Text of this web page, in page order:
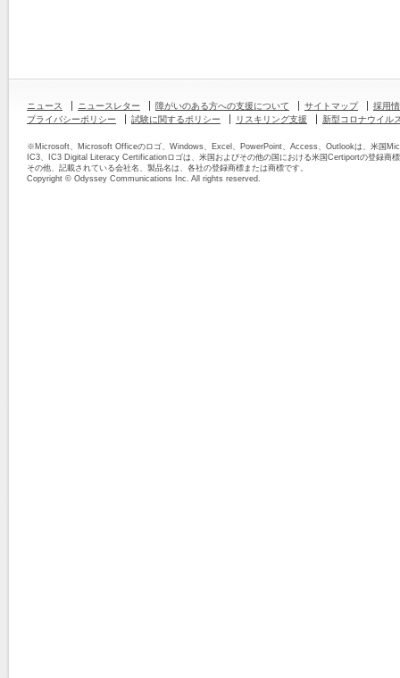
ニュース ニュースレター 障がいのある方への支援について サイトマップ
採用
プライバシーポリシー
試験に関するポリシー リスキリング支援 新型コロナウイル
※Microsoft、Microsoft Officeのロゴ、Windows、Excel、PowerPoint、Access、Outlookは、米国
IC3、IC3 Digital Literacy Certificationロゴは、米国およびその他の国における米国Certiportの登録商
その他、記載されている会社名、製品名は、各社の登録商標または商標です。
Copyright © Odyssey Communications Inc. All rights reserved.